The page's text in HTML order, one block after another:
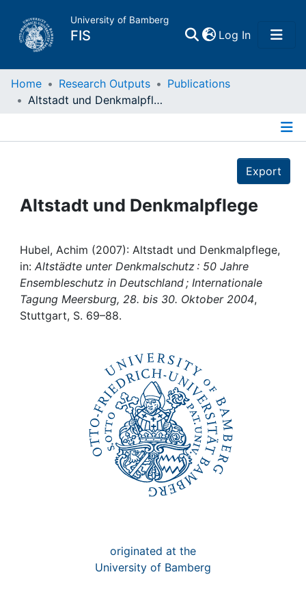
University of Bamberg
FIS Log In(current)
Home
Projects
Institutions
Awards
Home Research Outputs
Publications
Altstadt und Denkmalpflege
Export
Altstadt und Denkmalpflege
Hubel, Achim (2007): Altstadt und Denkmalpflege,
in: Altstädte unter Denkmalschutz : 50 Jahre
Ensembleschutz in Deutschland ; Internationale
Tagung Meersburg, 28. bis 30. Oktober 2004,
Stuttgart, S. 69–88.
originated at the
University of Bamberg